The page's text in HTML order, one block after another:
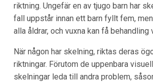
riktning. Ungefär en av tjugo barn har
fall uppstår innan ett barn fyllt fem,
alla åldrar, och vuxna kan få behandling
När någon har skelning, riktas deras
riktningar. Förutom de uppenbara
skelningar leda till andra problem,